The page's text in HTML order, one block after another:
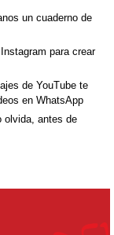
un cuaderno de
para crear
de YouTube te
en WhatsApp
olvida, antes de